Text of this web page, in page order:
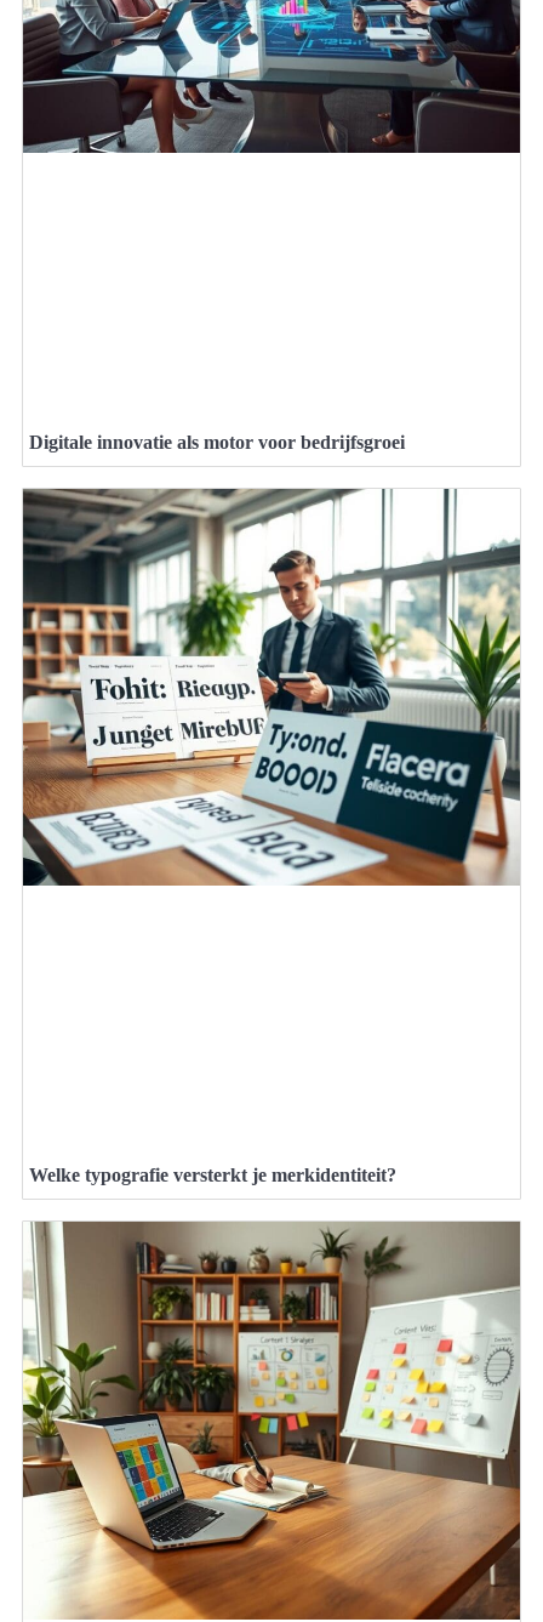
Digitale innovatie als motor voor bedrijfsgroei
Welke typografie versterkt je merkidentiteit?